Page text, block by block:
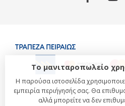
Το μανιταροπωλείο
Η παρούσα ιστοσελίδα
εμπειρία περιήγησής σας. Θα
αλλά μπορείτε να δεν
COPYRIGHT © 2018 BY